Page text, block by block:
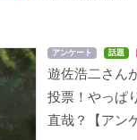
アンケート 話題
遊佐浩二さん
投票！やっぱ
直哉？【アン